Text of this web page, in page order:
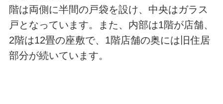
階は両側に半間の戸袋を設け、中央はガラス
戸となっています。また、内部は1階が店舗、
2階は12畳の座敷で、1階店舗の奥には旧住居
部分が続いています。